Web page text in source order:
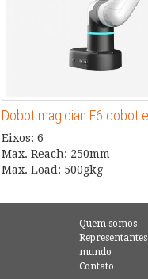
Dobot magician E6 cobot
Eixos: 6
Max. Reach: 250mm
Max. Load: 500gkg
Quem somos
mundo
Contato